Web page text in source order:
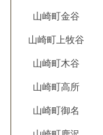
山崎町金谷
山崎町上牧谷
山崎町木谷
山崎町高所
山崎町御名